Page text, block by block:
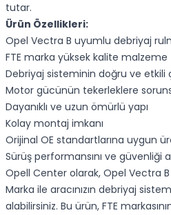
tutar.
Ürün Özellikleri:
Opel Vectra B uyumlu debriyaj
FTE marka yüksek kalite malzeme
Debriyaj sisteminin doğru ve etkili
Motor gücünün tekerleklere
Dayanıklı ve uzun ömürlü yapı
Kolay montaj imkanı
Orijinal OE standartlarına uygun
Sürüş performansını ve güvenliği
Opell Center olarak, Opel Vectra
Marka ile aracınızın debriyaj
alabilirsiniz. Bu ürün, FTE